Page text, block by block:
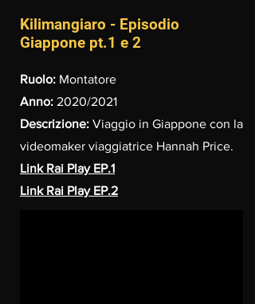
Kilimangiaro - Episodio
Giappone pt.1 e 2
Ruolo: Montatore
Anno: 2020/2021
Descrizione: Viaggio in Giappone con la
videomaker viaggiatrice Hannah Price.
Link Rai Play EP.1
Link Rai Play EP.2